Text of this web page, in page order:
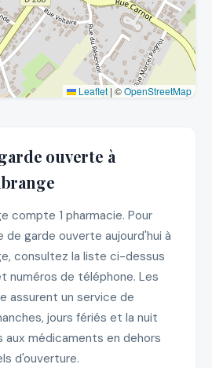
Leaflet | ©OpenStreetMap
ouverte à
compte 1 pharmacie. Pour
de garde ouverte aujourd'hui à
consultez la liste ci-dessus
numéros de téléphone. Les
assurent un service de
jours fériés et la nuit
aux médicaments en dehors
d'ouverture.